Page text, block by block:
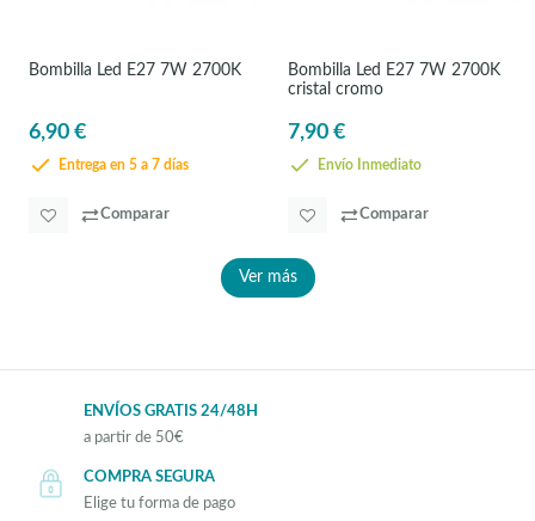
Bombilla Led E27 7W 2700K
6,90 €
Entrega en 5 a 7 días
Comparar
Bombilla Led E27 7W 2700K
cristal cromo
7,90 €
Envío Inmediato
Comparar
Ver más
ENVÍOS GRATIS 24/48H
a partir de 50€
COMPRA SEGURA
Elige tu forma de pago